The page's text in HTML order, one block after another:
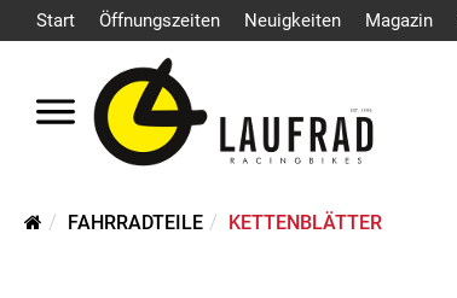
Start Öffnungszeiten Neuigkeiten Magazin
FAHRRADTEILE KETTENBLÄTTER